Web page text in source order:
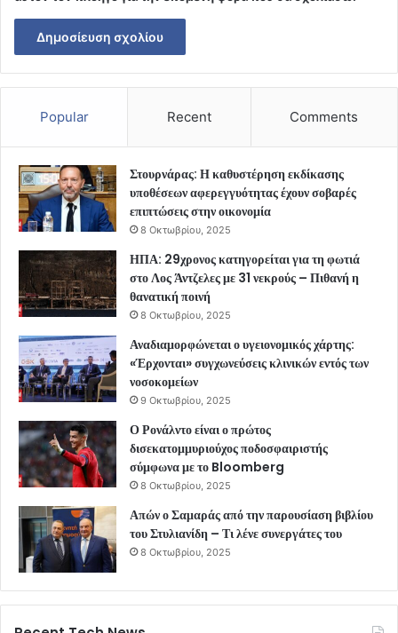
Popular Recent Comments
Στουρνάρας: Η καθυστέρηση εκδίκασης
υποθέσεων αφερεγγυότητας έχουν σοβαρές
επιπτώσεις στην οικονομία
8 Οκτωβρίου, 2025
ΗΠΑ: 29χρονος κατηγορείται για τη φωτιά
στο Λος Άντζελες με 31 νεκρούς – Πιθανή η
θανατική ποινή
8 Οκτωβρίου, 2025
Αναδιαμορφώνεται ο υγειονομικός χάρτης:
«Έρχονται» συγχωνεύσεις κλινικών εντός των
νοσοκομείων
9 Οκτωβρίου, 2025
Ο Ρονάλντο είναι ο πρώτος
δισεκατομμυριούχος ποδοσφαιριστής
σύμφωνα με το Bloomberg
8 Οκτωβρίου, 2025
Απών ο Σαμαράς από την παρουσίαση βιβλίου
του Στυλιανίδη – Τι λένε συνεργάτες του
8 Οκτωβρίου, 2025